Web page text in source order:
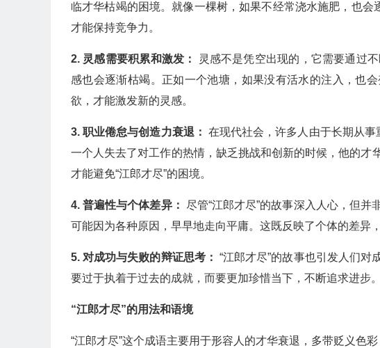
临才华枯竭的困境。就像一棵树，如果不经常浇水施肥，也
才能保持竞争力。
2. 灵感需要积累和激发：
灵感不是凭空出现的，它需要通过
感也会逐渐枯竭。正如一个池塘，如果没有活水的注入，也
欲，才能激发新的灵感。
3. 职业倦怠与创造力衰退： 在现代社会，许多人由于长期从事
一个人失去了对工作的热情，缺乏挑战和创新的时候，他的才
才能避免“江郎才尽”的困境。
4. 普遍性与个体差异： 尽管“江郎才尽”的故事深入人心，但
可能因为各种原因，早早地走向平庸。这既反映了个体的差异
5. 对成功与失败的辩证思考： “江郎才尽”的故事也引发人们
要过于执着于过去的成就，而要更加珍惜当下，不断追求进步。
“江郎才尽”的用法和语境
“江郎才尽”这个成语主要用于形容人的才华衰退，多带贬义色